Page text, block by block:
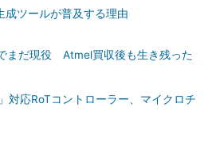
成ツールが普及する理由
まだ現役 Atmel買収後も生き残った
対応RoTコントローラー、マイクロチ